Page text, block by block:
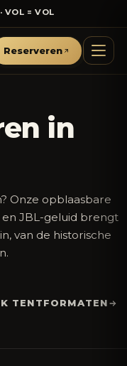
VOL = VOL
Reserveren
in
Onze opblaasbare
JBL-geluid brengt
van de historische
TENTFORMATEN